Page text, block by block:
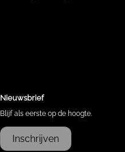
Nieuwsbrief
Blijf als eerste op de hoogte.
Inschrijven